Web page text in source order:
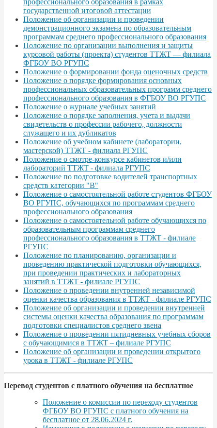
государственной итоговой аттестации
Положение об организации и проведении
демонстрационного экзамена по образовательным
программам среднего профессионального образования
Положение по организации выполнения и защиты
курсовой работы (проекта) студентов ТТЖТ — филиала
ФГБОУ ВО РГУПС
Положение о формировании фонда оценочных средств
Положение о порядке формирования основных
профессиональных образовательных программ среднего
профессионального образования в ФГБОУ ВО РГУПС
Положение о журнале учебных занятий
Положение о порядке заполнения, учета и выдачи
свидетельств о профессии рабочего, должности
служащего и их дубликатов
Положение об учебном кабинете (лаборатории,
мастерской) ТТЖТ - филиала РГУПС
Положение о смотре-конкурсе кабинетов и/или
лабораторий ТТЖТ - филиала РГУПС
Положение по подготовке водителей транспортных
средств категории "В"
Положение о самостоятельной работе студентов ФГБОУ
ВО РГУПС, обучающихся по программам среднего
профессионального образования
Положение о самостоятельной работе обучающихся по
образовательным программам среднего
профессионального образования в ТТЖТ - филиале
РГУПС
Положение по планированию, организации и
проведению практической подготовки обучающихся,
при проведении практических и лабораторных
занятий в ТТЖТ - филиале РГУПС
Положение о проведении внутренней независимой
оценки качества образования в ТТЖТ - филиале РГУПС
Положение об организации и проведении внутренней
системы оценки качества образования по программам
подготовки специалистов среднего звена
Положение о проведении пятидневных учебных сборов
с обучающимися в ТТЖТ – филиале РГУПС
Положение об организации и проведении открытого
урока в ТТЖТ - филиале РГУПС
Перевод студентов с платного обучения на бесплатное
Положение о комиссии по переходу студентов
ФГБОУ ВО РГУПС с платного обучения на
бесплатное от 28.06.2024 г.